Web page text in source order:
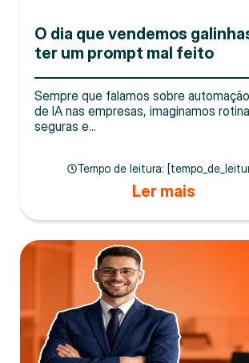
O dia que vendemos
ter um prompt mal feito
Sempre que falamos sobre
de IA nas empresas, imaginamos
seguras e...
Tempo de leitura:
Ler mais